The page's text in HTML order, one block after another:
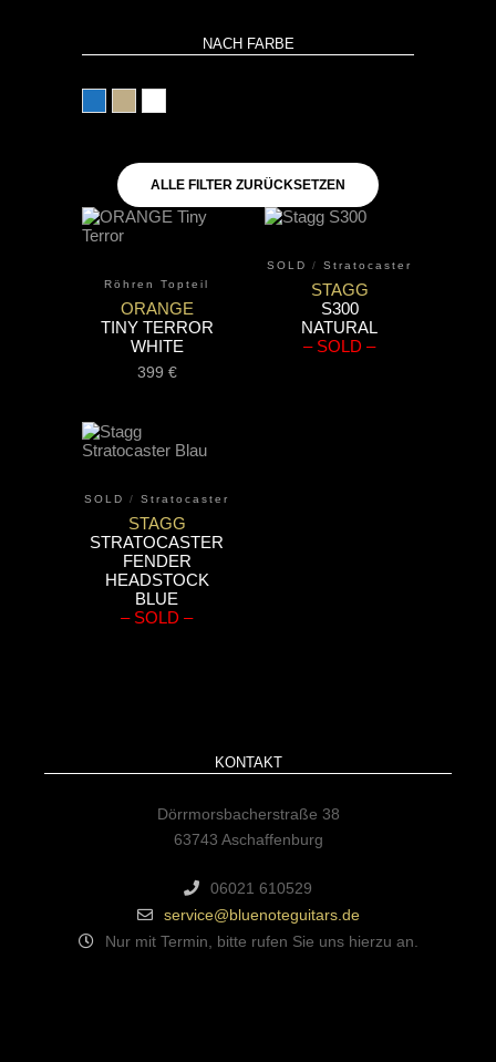
Röhren Topteil
ORANGE
TINY TERROR
WHITE
399 €
SOLD / Stratocaster
STAGG
S300
NATURAL
– SOLD –
SOLD / Stratocaster
STAGG
STRATOCASTER
FENDER
HEADSTOCK
BLUE
– SOLD –
NACH FARBE
ALLE FILTER ZURÜCKSETZEN
KONTAKT
Dörrmorsbacherstraße 38
63743 Aschaffenburg
06021 610529
service@bluenoteguitars.de
Nur mit Termin, bitte rufen Sie uns hierzu an.